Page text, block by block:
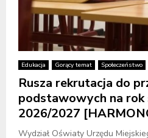
Edukacja Gorący temat Społeczeństwo
Rusza rekrutacja do
podstawowych na rok
2026/2027
Wydział Oświaty Urzędu